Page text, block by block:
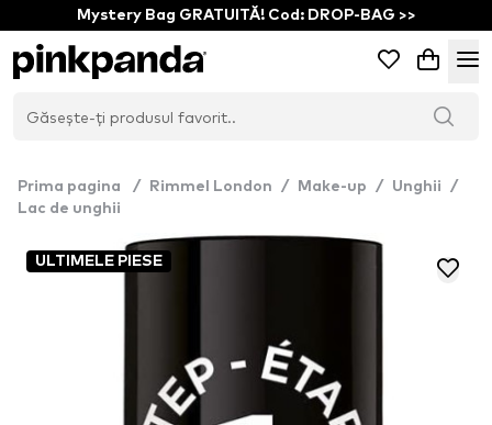
Mystery Bag GRATUITĂ! Cod: DROP-BAG >>
Prima pagina / Rimmel London / Make-up / Unghii
/
Lac de unghii
ULTIMELE PIESE